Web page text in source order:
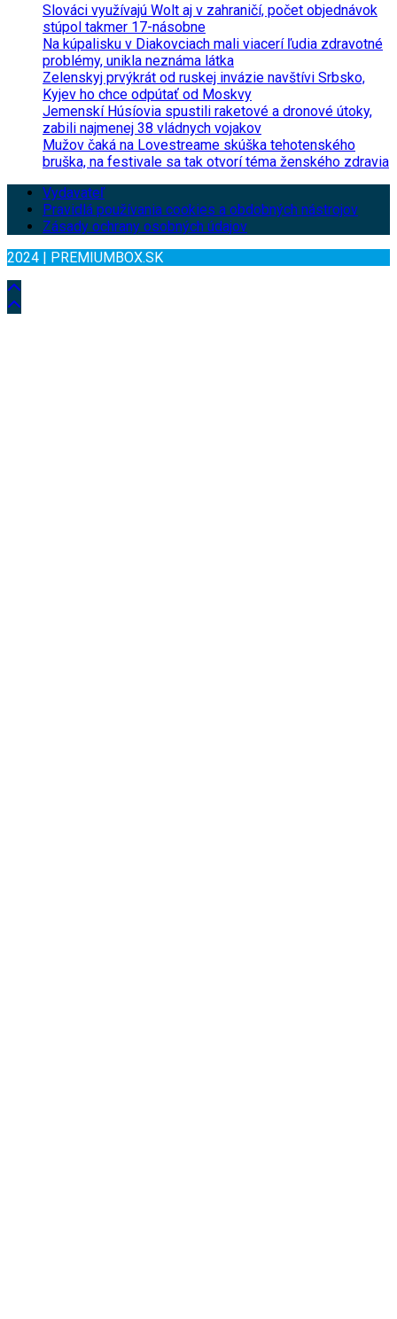
Slováci využívajú Wolt aj v zahraničí, počet objednávok
stúpol takmer 17-násobne
Na kúpalisku v Diakovciach mali viacerí ľudia zdravotné
problémy, unikla neznáma látka
Zelenskyj prvýkrát od ruskej invázie navštívi Srbsko,
Kyjev ho chce odpútať od Moskvy
Jemenskí Húsíovia spustili raketové a dronové útoky,
zabili najmenej 38 vládnych vojakov
Mužov čaká na Lovestreame skúška tehotenského
bruška, na festivale sa tak otvorí téma ženského zdravia
Vydavateľ
Pravidlá používania cookies a obdobných nástrojov
Zásady ochrany osobných údajov
2024 | PREMIUMBOX.SK